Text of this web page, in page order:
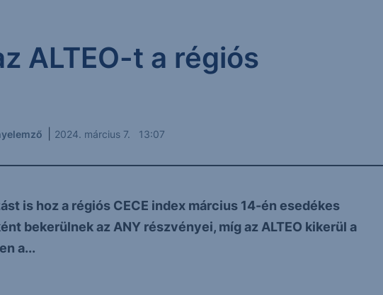
ALTEO-t a régiós
2024. március 7. 13:07
is hoz a régiós CECE index március 14-én esedékes
bekerülnek az ANY részvényei, míg az ALTEO kikerül a
a...